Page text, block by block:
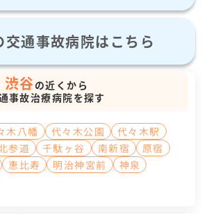
交通事故病院はこちら
渋谷の近くから
事故治療病院を探す
木八幡 代々木公園
代々木駅
参道 千駄ヶ谷 南新宿
原宿
恵比寿 明治神宮前
神泉